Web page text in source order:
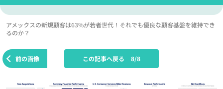
アメックスの新規顧客は63%が若者世代！それでも優良な顧客基盤を維持でき
るのか？
前の画像 この記事へ戻る 8/8